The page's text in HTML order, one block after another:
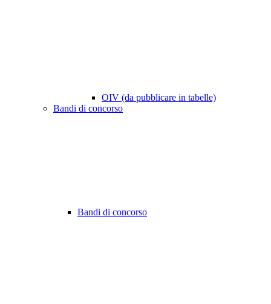
OIV (da pubblicare in tabelle)
Bandi di concorso
Bandi di concorso